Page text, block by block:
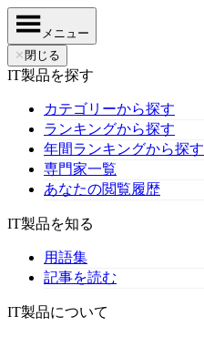
メニュー
✕ 閉じる
IT製品を探す
カテゴリーから探す
ランキングから探す
年間ランキングから探す
専門家一覧
あなたの閲覧履歴
IT製品を知る
用語集
記事を読む
IT製品について